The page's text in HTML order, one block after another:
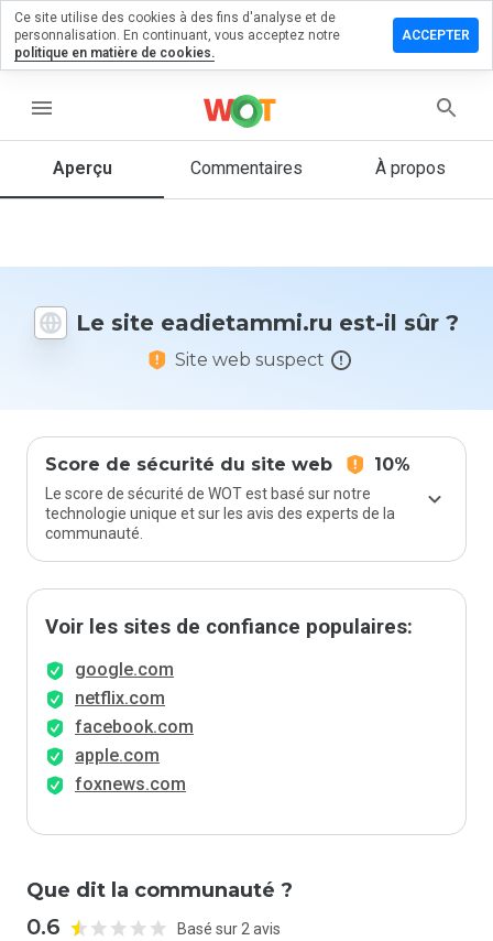
menu
Aperçu Commentaires À propos
Le site eadietammi.ru est-il sûr ?
Site web suspect
Score de sécurité du site web 10%
Le score de sécurité de WOT est basé sur notre
technologie unique et sur les avis des experts de la
communauté.
Voir les sites de confiance populaires:
google.com
netflix.com
facebook.com
apple.com
foxnews.com
Que dit la communauté ?
0.6 Basé sur 2 avis
un
1 et 5
vous à ce
site ?
Ce site utilise des cookies à des fins d'analyse et de
personnalisation. En continuant, vous acceptez notre
politique en matière de cookies.
ACCEPTER